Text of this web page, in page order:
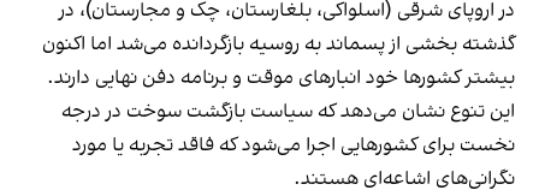
در اروپای شرقی (اسلواکی، بلغارستان، چک و مجارستان)، در
گذشته بخشی از پسماند به روسیه بازگردانده می‌شد اما اکنون
بیشتر کشورها خود انبارهای موقت و برنامه دفن نهایی دارند.
این تنوع نشان می‌دهد که سیاست بازگشت سوخت در درجه
نخست برای کشورهایی اجرا می‌شود که فاقد تجربه یا مورد
نگرانی‌های اشاعه‌ای هستند.